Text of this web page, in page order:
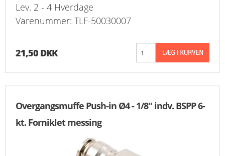
KURV
PROFIL
Lev. 2 - 4 Hverdage
Varenummer: TLF-50030007
21,50 DKK
Overgangsmuffe Push-in Ø4 - 1/8" indv. BSPP 6-
kt. Forniklet messing